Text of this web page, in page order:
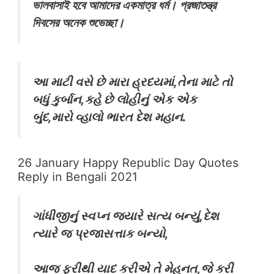
ভালবাসাই হবে আমাদের একমাত্র ধর্ম। প্রজাতন্ত্র
দিবসের অনেক শুভেচ্ছা।
આ માટી વસે છે મારા હ્રદયમાં,તેના માટે તો
બધું કુર્બાન,કહે છે લોહીનું એક એક
બુંદ,મારો વ્હાલો ભારત દેશ મહાન.
26 January Happy Republic Day Quotes
Reply in Bengali 2021
ગાંધીજીનું સ્વપ્ન જયારે સત્ય બન્યું,દેશ
ત્યારે જ પ્રજાસત્તાક બન્યો,
આજ ફરીથી યાદ કરીએ તે મેહનત,જે કરી